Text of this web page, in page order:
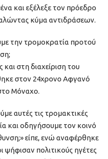
και εξέλεξε τον πρόεδρο
κύμα αντιδράσεων.
την τρομοκρατία προτού
στη διαχείριση του
στον 24χρονο Αφγανό
Μόναχο.
αυτές τις τρομακτικές
και οδηγήσουμε τον κοινό
είπε, ενώ αναφέρθηκε
πολιτικούς ηγέτες